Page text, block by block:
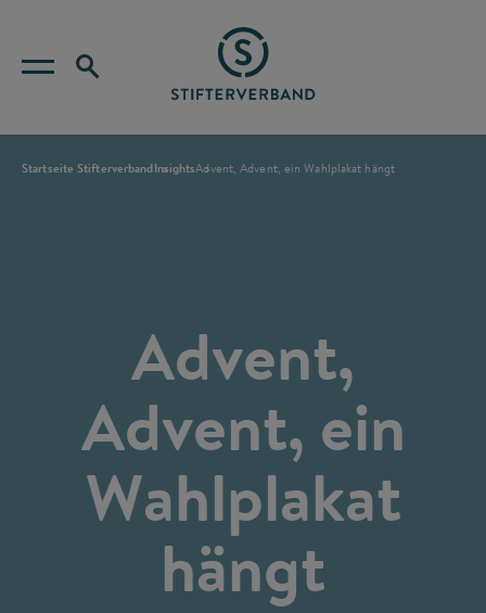
Startseite StifterverbandInsightsAdvent, Advent, ein Wahlplakat hängt
Advent,
Advent, ein
Wahlplakat
hängt